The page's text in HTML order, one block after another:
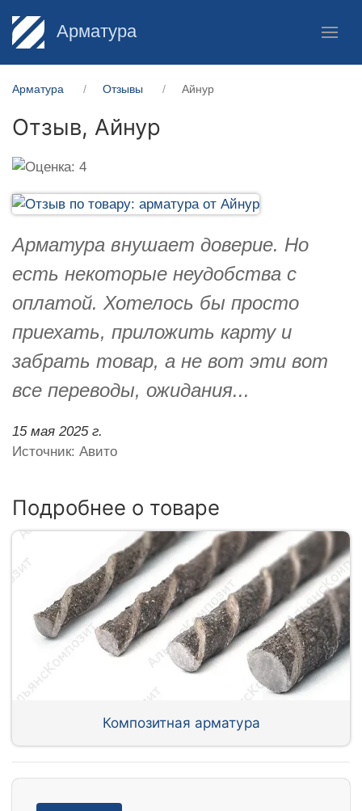
Арматура
Арматура Отзывы Айнур
Отзыв, Айнур
Арматура внушает доверие. Но
есть некоторые неудобства с
оплатой. Хотелось бы просто
приехать, приложить карту и
забрать товар, а не вот эти вот
все переводы, ожидания...
15 мая 2025 г.
Источник: Авито
Подробнее о товаре
Композитная арматура